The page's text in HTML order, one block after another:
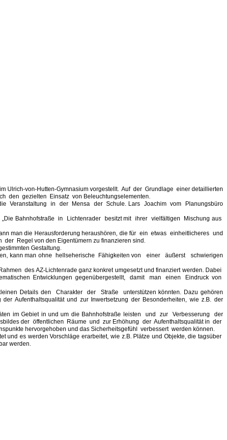
Ulrich-von-Hutten-Gymnasium vorgestellt. Auf der Grundlage einer detaillierten
den gezielten Einsatz von Beleuchtungselementen.
Veranstaltung in der Mensa der Schule. Lars Joachim vom Planungsbüro
Bahnhofstraße in Lichtenrader besitzt mit ihrer vielfältigen Mischung aus
man die Herausforderung heraushören, die für ein etwas einheitlicheres und
Regel von den Eigentümern zu finanzieren sind.
Gestaltung.
kann man ohne hellseherische Fähigkeiten von einer äußerst schwierigen
des AZ-Lichtenrade ganz konkret umgesetzt und finanziert werden. Dabei
Entwicklungen gegenübergestellt, damit man einen Eindruck von
Details den Charakter der Straße unterstützen könnten. Dazu gehören
Aufenthaltsqualität und zur Inwertsetzung der Besonderheiten, wie z.B. der
im Gebiet in und um die Bahnhofstraße leisten und zur Verbesserung der
der öffentlichen Räume und zur Erhöhung der Aufenthaltsqualität in der
hervorgehoben und das Sicherheitsgefühl verbessert werden können.
es werden Vorschläge erarbeitet, wie z.B. Plätze und Objekte, die tagsüber
werden.